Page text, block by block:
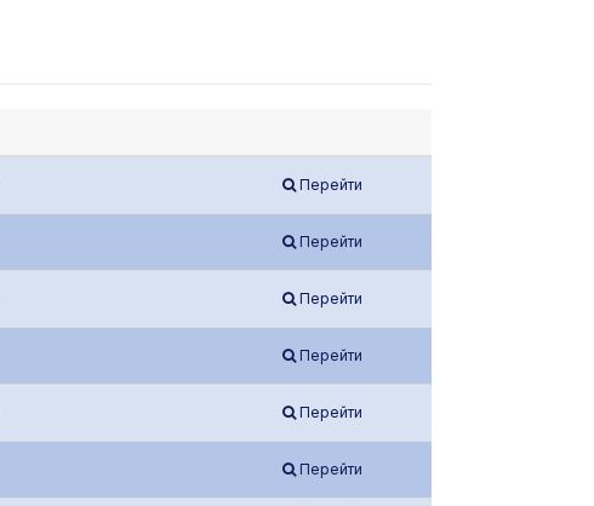
Перейти
Перейти
Перейти
Перейти
Перейти
Перейти